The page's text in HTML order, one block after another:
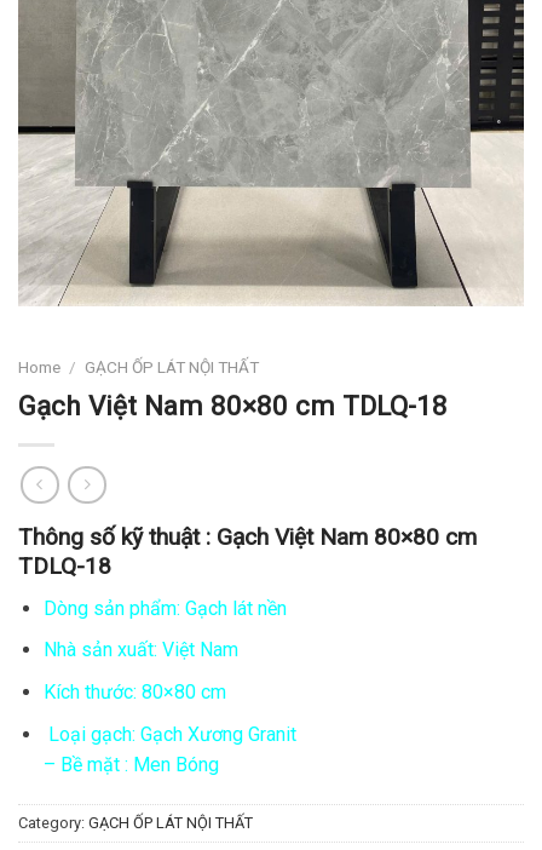
Home / GẠCH ỐP LÁT NỘI THẤT
Gạch Việt Nam 80×80 cm TDLQ-18
Thông số kỹ thuật : Gạch Việt Nam 80×80 cm
TDLQ-18
Dòng sản phẩm: Gạch lát nền
Nhà sản xuất: Việt Nam
Kích thước: 80×80 cm
Loại gạch: Gạch Xương Granit
– Bề mặt : Men Bóng
Category: GẠCH ỐP LÁT NỘI THẤT